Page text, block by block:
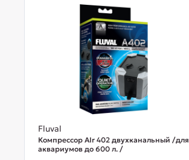
Fluval
Компрессор AIr 402 двухканальный /для
аквариумов до 600 л. /